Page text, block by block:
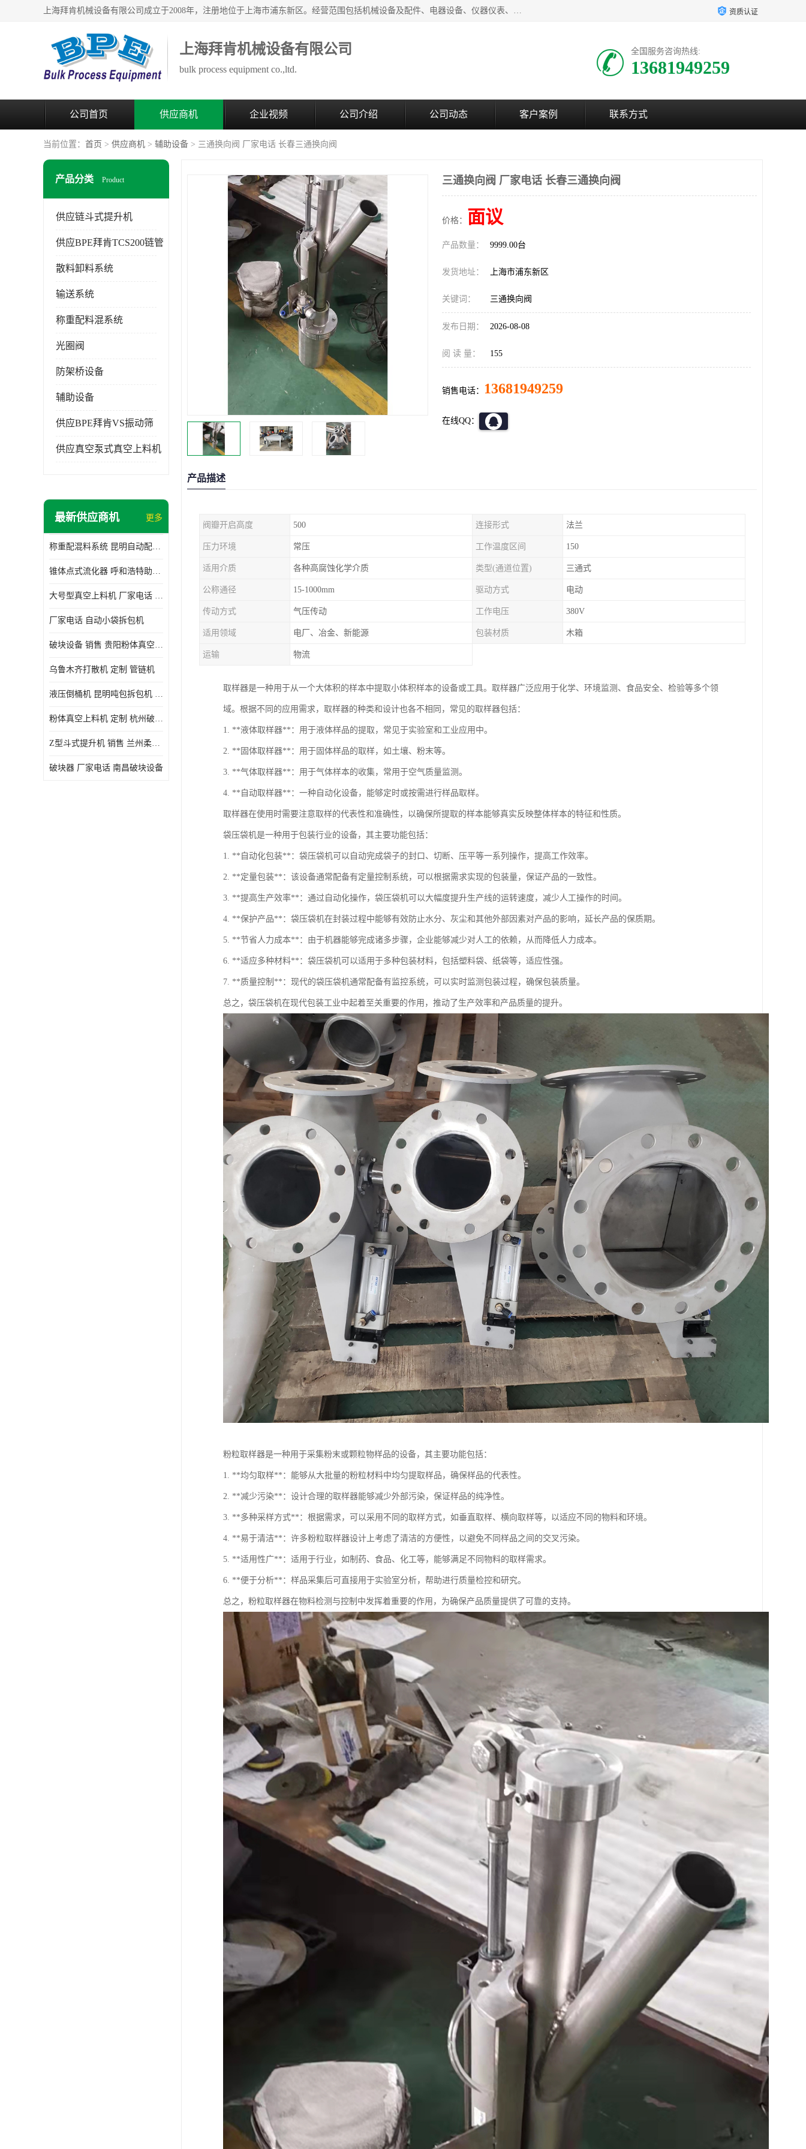
上海拜肯机械设备有限公司成立于2008年，注册地位于上海市浦东新区。经营范围包括机械设备及配件、电器设备、仪器仪表、化工原料及产品、软件及辅助设备，机械设备及配件的制造、加工等；主要产品有：气力输送，小袋倒袋站，吨袋倒袋站，倒桶机，集装箱卸料系统，Z型斗式输送机，螺旋输送机，管链输送机，真空上料机，流化器，配混料系统，软管等。 资质认证
上海拜肯机械设备有限公司
bulk process equipment co.,ltd.
全国服务咨询热线:
13681949259
公司首页 供应商机 企业视频 公司介绍 公司动态 客户案例 联系方式
当前位置： 首页 > 供应商机 > 辅助设备 > 三通换向阀 厂家电话 长春三通换向阀
产品分类 Product
供应链斗式提升机
供应BPE拜肯TCS200链管
散料卸料系统
输送系统
称重配料混系统
光圈阀
防架桥设备
辅助设备
供应BPE拜肯VS振动筛
供应真空泵式真空上料机
最新供应商机 更多
称重配混料系统 昆明自动配料系统 厂家电话
锥体点式流化器 呼和浩特助流料斗 厂家
大号型真空上料机 厂家电话 武汉粉体料管链机
厂家电话 自动小袋拆包机
破块设备 销售 贵阳粉体真空上料机
乌鲁木齐打散机 定制 管链机
液压倒桶机 昆明吨包拆包机 定制
粉体真空上料机 定制 杭州破块器
Z型斗式提升机 销售 兰州柔性螺旋输送机
破块器 厂家电话 南昌破块设备
三通换向阀 厂家电话 长春三通换向阀
价格： 面议
产品数量： 9999.00台
发货地址： 上海市浦东新区
关键词： 三通换向阀
发布日期： 2026-08-08
阅 读 量： 155
销售电话： 13681949259
在线QQ：
产品描述
阀瓣开启高度 500 连接形式 法兰
压力环境 常压 工作温度区间 150
适用介质 各种高腐蚀化学介质 类型(通道位置) 三通式
公称通径 15-1000mm 驱动方式 电动
传动方式 气压传动 工作电压 380V
适用领域 电厂、冶金、新能源 包装材质 木箱
运输 物流
取样器是一种用于从一个大体积的样本中提取小体积样本的设备或工具。取样器广泛应用于化学、环境监测、食品安全、检验等多个领
域。根据不同的应用需求，取样器的种类和设计也各不相同，常见的取样器包括：
1. **液体取样器**：用于液体样品的提取，常见于实验室和工业应用中。
2. **固体取样器**：用于固体样品的取样，如土壤、粉末等。
3. **气体取样器**：用于气体样本的收集，常用于空气质量监测。
4. **自动取样器**：一种自动化设备，能够定时或按需进行样品取样。
取样器在使用时需要注意取样的代表性和准确性，以确保所提取的样本能够真实反映整体样本的特征和性质。
袋压袋机是一种用于包装行业的设备，其主要功能包括：
1. **自动化包装**：袋压袋机可以自动完成袋子的封口、切断、压平等一系列操作，提高工作效率。
2. **定量包装**：该设备通常配备有定量控制系统，可以根据需求实现的包装量，保证产品的一致性。
3. **提高生产效率**：通过自动化操作，袋压袋机可以大幅度提升生产线的运转速度，减少人工操作的时间。
4. **保护产品**：袋压袋机在封装过程中能够有效防止水分、灰尘和其他外部因素对产品的影响，延长产品的保质期。
5. **节省人力成本**：由于机器能够完成诸多步骤，企业能够减少对人工的依赖，从而降低人力成本。
6. **适应多种材料**：袋压袋机可以适用于多种包装材料，包括塑料袋、纸袋等，适应性强。
7. **质量控制**：现代的袋压袋机通常配备有监控系统，可以实时监测包装过程，确保包装质量。
总之，袋压袋机在现代包装工业中起着至关重要的作用，推动了生产效率和产品质量的提升。
粉粒取样器是一种用于采集粉末或颗粒物样品的设备，其主要功能包括：
1. **均匀取样**：能够从大批量的粉粒材料中均匀提取样品，确保样品的代表性。
2. **减少污染**：设计合理的取样器能够减少外部污染，保证样品的纯净性。
3. **多种采样方式**：根据需求，可以采用不同的取样方式，如垂直取样、横向取样等，以适应不同的物料和环境。
4. **易于清洁**：许多粉粒取样器设计上考虑了清洁的方便性，以避免不同样品之间的交叉污染。
5. **适用性广**：适用于行业，如制药、食品、化工等，能够满足不同物料的取样需求。
6. **便于分析**：样品采集后可直接用于实验室分析，帮助进行质量检控和研究。
总之，粉粒取样器在物料检测与控制中发挥着重要的作用，为确保产品质量提供了可靠的支持。